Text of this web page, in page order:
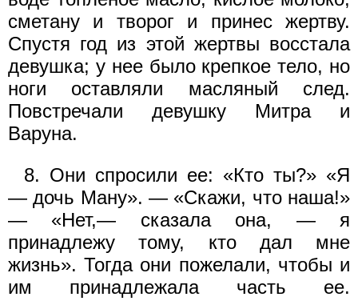
сметану и творог и принес жертву.
Спустя год из этой жертвы восстала
девушка; у нее было крепкое тело, но
ноги оставляли масляный след.
Повстречали девушку Митра и
Варуна.
8. Они спросили ее: «Кто ты?» «Я
— дочь Ману». — «Скажи, что наша!»
— «Нет,— сказала она, — я
принадлежу тому, кто дал мне
жизнь». Тогда они пожелали, чтобы и
им принадлежала часть ее.